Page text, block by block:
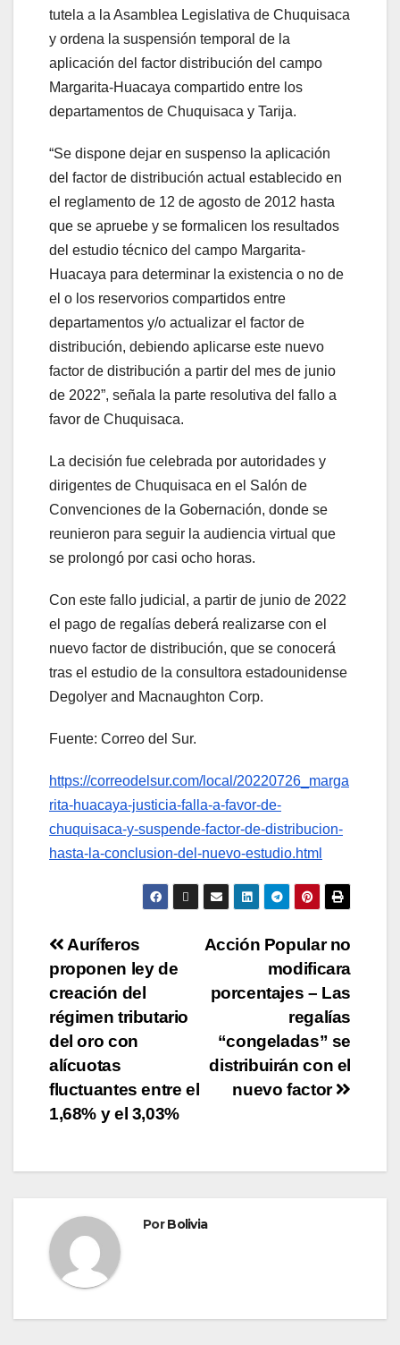
tutela a la Asamblea Legislativa de Chuquisaca
y ordena la suspensión temporal de la
aplicación del factor distribución del campo
Margarita-Huacaya compartido entre los
departamentos de Chuquisaca y Tarija.
“Se dispone dejar en suspenso la aplicación
del factor de distribución actual establecido en
el reglamento de 12 de agosto de 2012 hasta
que se apruebe y se formalicen los resultados
del estudio técnico del campo Margarita-
Huacaya para determinar la existencia o no de
el o los reservorios compartidos entre
departamentos y/o actualizar el factor de
distribución, debiendo aplicarse este nuevo
factor de distribución a partir del mes de junio
de 2022”, señala la parte resolutiva del fallo a
favor de Chuquisaca.
La decisión fue celebrada por autoridades y
dirigentes de Chuquisaca en el Salón de
Convenciones de la Gobernación, donde se
reunieron para seguir la audiencia virtual que
se prolongó por casi ocho horas.
Con este fallo judicial, a partir de junio de 2022
el pago de regalías deberá realizarse con el
nuevo factor de distribución, que se conocerá
tras el estudio de la consultora estadounidense
Degolyer and Macnaughton Corp.
Fuente: Correo del Sur.
https://correodelsur.com/local/20220726_marga
rita-huacaya-justicia-falla-a-favor-de-
chuquisaca-y-suspende-factor-de-distribucion-
hasta-la-conclusion-del-nuevo-estudio.html
Acción Popular no
modificara
porcentajes – Las
regalías
“congeladas” se
distribuirán con el
nuevo factor
Auríferos
proponen ley de
creación del
régimen tributario
del oro con
alícuotas
fluctuantes entre el
1,68% y el 3,03%
PorBolivia